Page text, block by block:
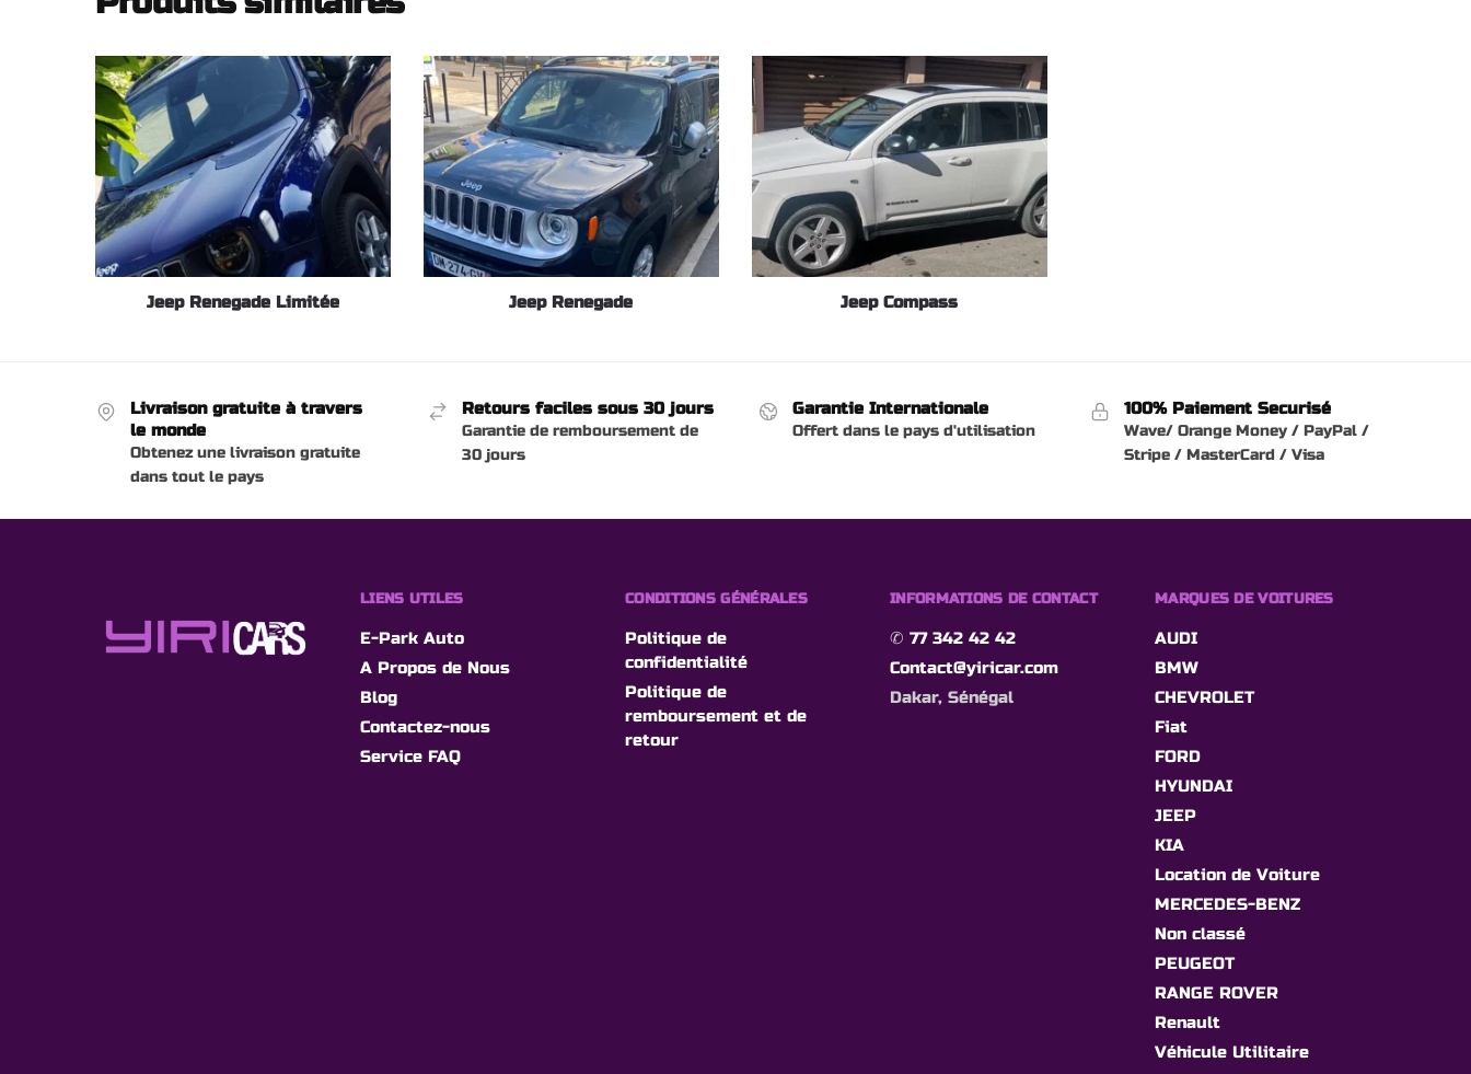
Jeep Renegade Limitée Jeep Renegade Jeep Compass
Livraison gratuite à travers
le monde
Obtenez une livraison gratuite
dans tout le pays
Retours faciles sous 30 jours
Garantie de remboursement de
30 jours
Garantie Internationale
Offert dans le pays d'utilisation
100% Paiement Securisé
Wave/ Orange Money / PayPal /
Stripe / MasterCard / Visa
LIENS UTILES
E-Park Auto
A Propos de Nous
Blog
Contactez-nous
Service FAQ
CONDITIONS GÉNÉRALES
Politique de
confidentialité
Politique de
remboursement et de
retour
INFORMATIONS DE CONTACT
✆ 77 342 42 42
Contact@yiricar.com
Dakar, Sénégal
MARQUES DE VOITURES
AUDI
BMW
CHEVROLET
Fiat
FORD
HYUNDAI
JEEP
KIA
Location de Voiture
MERCEDES-BENZ
Non classé
PEUGEOT
RANGE ROVER
Renault
Véhicule Utilitaire